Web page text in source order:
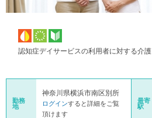
認知症デイサービスの利用者に対する介護
勤務
地
神奈川県横浜市南区別所
ログインすると詳細をご覧
頂けます
最寄
駅